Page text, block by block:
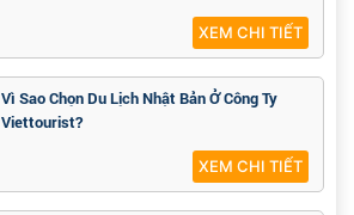
XEM CHI TIẾT
Vì Sao Chọn Du Lịch Nhật Bản Ở Công Ty
Viettourist?
XEM CHI TIẾT